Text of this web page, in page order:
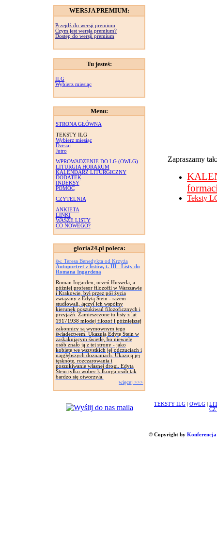
WERSJA PREMIUM:
Przejdź do wersji premium
Czym jest wersja premium?
Dostęp do wersji premium
Tu jesteś:
ILG
Wybierz miesiąc
Menu:
STRONA GŁÓWNA
TEKSTY ILG
Wybierz miesiąc
Dzisiaj
Jutro
WPROWADZENIE DO LG (OWLG)
LITURGIA HORARUM
KALENDARZ LITURGICZNY
DODATEK
INDEKSY
POMOC
CZYTELNIA
ANKIETA
LINKI
WASZE LISTY
CO NOWEGO?
gloria24.pl poleca:
św. Teresa Benedykta od Krzyża
Autoportret z listów, t. III - Listy do
Romana Ingardena
Roman Ingarden, uczeń Husserla, a
później profesor filozofii w Warszawie
i Krakowie, był przez pół życia
związany z Edytą Stein - razem
studiowali, łączył ich wspólny
kierunek poszukiwań filozoficznych i
przyjaźń. Zamieszczone tu listy z lat
19171938 młodej filozof i późniejszej
zakonnicy są wymownym tego
świadectwem. Ukazują Edytę Stein w
zaskakującym świetle, bo niewiele
osób znało ją z tej strony - jako
kobietę we wszystkich jej odczuciach i
najgłębszych doznaniach. Ukazują jej
tęsknotę, rozczarowania i
poszukiwanie własnej drogi. Edyta
Stein tylko wobec kilkorga osób tak
bardzo się otworzyła.
więcej >>>
Zapraszamy
Teksty
TEKSTY ILG OWLG
© Copyright by Konferencja